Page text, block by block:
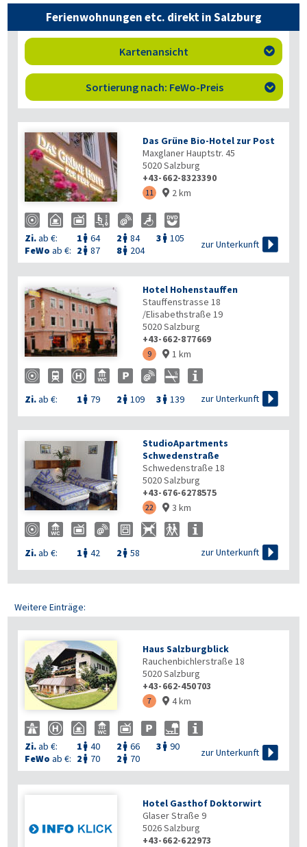
Ferienwohnungen etc. direkt in Salzburg
Kartenansicht 
Sortierung nach: FeWo-Preis 
Das Grüne Bio-Hotel zur Post
Maxglaner Hauptstr. 45
5020Salzburg
+43-662-8323390
11  2 km
Zi.ab €: 1  64 2  84 3  105
FeWo ab €: 2  87 8 204
zur Unterkunft 
Hotel Hohenstauffen
Stauffenstrasse 18
/Elisabethstraße 19
5020Salzburg
+43-662-877669
9  1 km
Zi.ab €: 1  79 2  109 3  139 zur Unterkunft 
StudioApartments
Schwedenstraße
Schwedenstraße 18
5020Salzburg
+43-676-6278575
22  3 km
Zi.ab €: 1  42 2  58 zur Unterkunft 
Weitere Einträge:
Haus Salzburgblick
Rauchenbichlerstraße 18
5020Salzburg
+43-662-450703
7  4 km
Zi.ab €: 1  40 2  66 3  90
FeWo ab €: 2  70 2  70
zur Unterkunft 
Hotel Gasthof Doktorwirt
Glaser Straße 9
5026Salzburg
+43-662-622973